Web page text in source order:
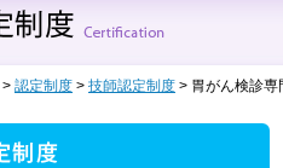
> 認定制度 > 技師認定制度 > 胃がん検診